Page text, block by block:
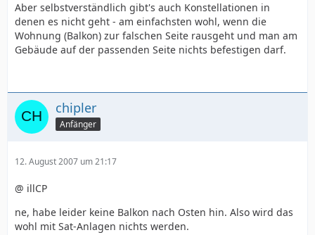
Aber selbstverständlich gibt's auch Konstellationen in
denen es nicht geht - am einfachsten wohl, wenn die
Wohnung (Balkon) zur falschen Seite rausgeht und man am
Gebäude auf der passenden Seite nichts befestigen darf.
chipler
Anfänger
12. August 2007 um 21:17
@ illCP
ne, habe leider keine Balkon nach Osten hin. Also wird das
wohl mit Sat-Anlagen nichts werden.